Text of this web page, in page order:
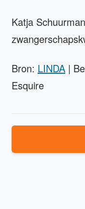
Katja
Bron: LINDA |
Esquire